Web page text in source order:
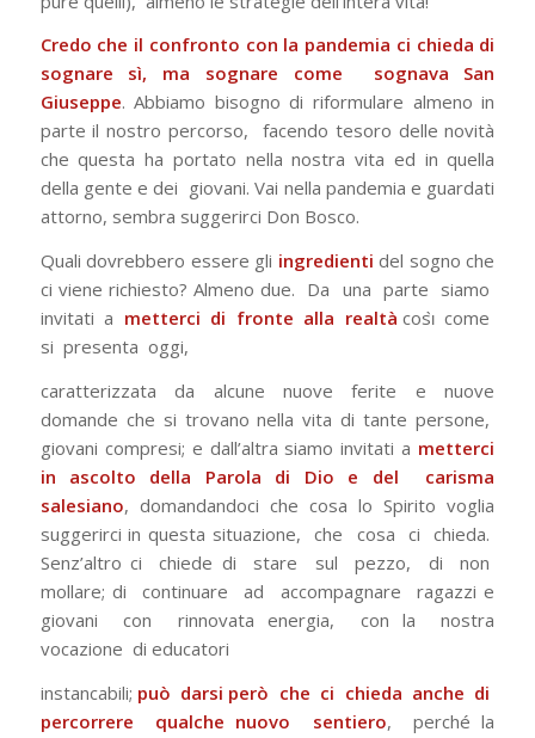
Credo che il confronto con la pandemia ci chieda di
sognare sì, ma sognare come sognava San
Giuseppe. Abbiamo bisogno di riformulare almeno in
parte il nostro percorso, facendo tesoro delle novità
che questa ha portato nella nostra vita ed in quella
della gente e dei giovani.Vai nella pandemia e guardati
attorno, sembra suggerirci Don Bosco.
Quali dovrebbero essere gli ingredientidel sogno che
ci viene richiesto? Almeno due. Da una parte siamo
invitati a metterci di fronte alla realtà cosı̀ come
si presenta oggi,
caratterizzata da alcune nuove ferite e nuove
domande che si trovano nella vita di tante persone,
giovani compresi; e dall’altra siamo invitati a metterci
in ascolto della Parola di Dio e del carisma
salesiano, domandandoci che cosa lo Spirito voglia
suggerirci in questa situazione, che cosa ci chieda.
Senz’altro ci chiede di stare sul pezzo, di non
mollare; di continuare ad accompagnare ragazzi e
giovani con rinnovata energia, con la nostra
vocazione di educatori
instancabili; può darsi però che ci chieda anche di
percorrere qualche nuovo sentiero, perché la